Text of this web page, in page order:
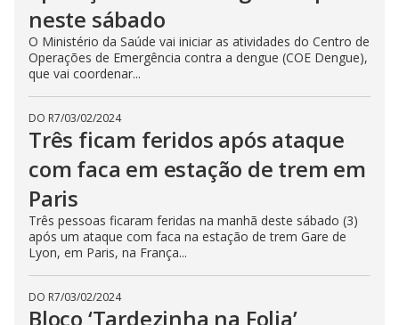
neste sábado
O Ministério da Saúde vai iniciar as atividades do Centro de
Operações de Emergência contra a dengue (COE Dengue),
que vai coordenar...
DO R7/03/02/2024
Três ficam feridos após ataque
com faca em estação de trem em
Paris
Três pessoas ficaram feridas na manhã deste sábado (3)
após um ataque com faca na estação de trem Gare de
Lyon, em Paris, na França...
DO R7/03/02/2024
Bloco ‘Tardezinha na Folia’